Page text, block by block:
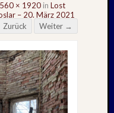
× 1920 in Lost
– 20. März 2021
Weiter →